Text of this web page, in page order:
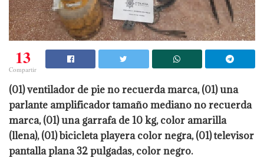
13
Compartir
(01) ventilador de pie no recuerda marca, (01) una
parlante amplificador tamaño mediano no recuerda
marca, (01) una garrafa de 10 kg, color amarilla
(llena), (01) bicicleta playera color negra, (01) televisor
pantalla plana 32 pulgadas, color negro.